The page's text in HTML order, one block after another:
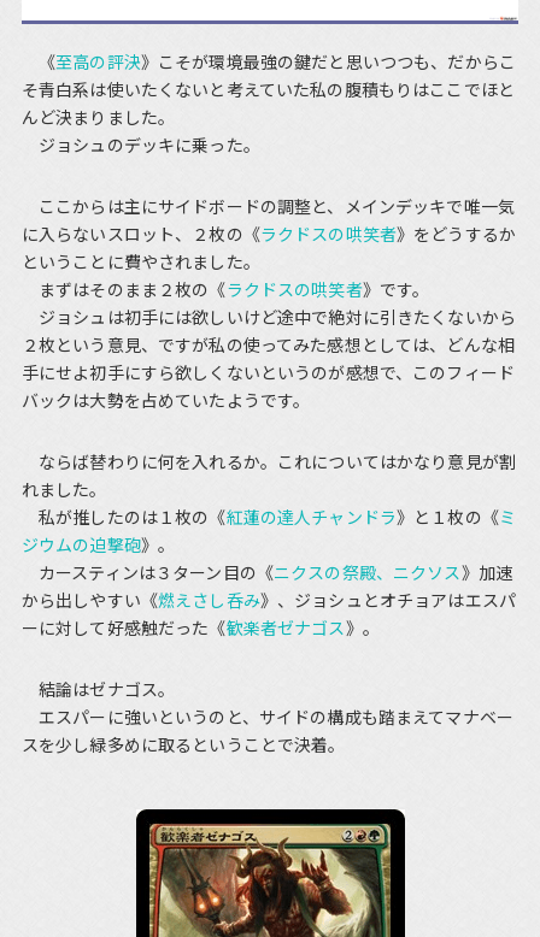
《至高の評決》こそが環境最強の鍵だと思いつつも、だからこ
そ青白系は使いたくないと考えていた私の腹積もりはここでほと
んど決まりました。
ジョシュのデッキに乗った。
ここからは主にサイドボードの調整と、メインデッキで唯一気
に入らないスロット、２枚の《ラクドスの哄笑者》をどうするか
ということに費やされました。
まずはそのまま２枚の《ラクドスの哄笑者》です。
ジョシュは初手には欲しいけど途中で絶対に引きたくないから
２枚という意見、ですが私の使ってみた感想としては、どんな相
手にせよ初手にすら欲しくないというのが感想で、このフィード
バックは大勢を占めていたようです。
ならば替わりに何を入れるか。これについてはかなり意見が割
れました。
私が推したのは１枚の《紅蓮の達人チャンドラ》と１枚の《ミ
ジウムの迫撃砲》。
カースティンは３ターン目の《ニクスの祭殿、ニクソス》加速
から出しやすい《燃えさし呑み》、ジョシュとオチョアはエスパ
ーに対して好感触だった《歓楽者ゼナゴス》。
結論はゼナゴス。
エスパーに強いというのと、サイドの構成も踏まえてマナベー
スを少し緑多めに取るということで決着。